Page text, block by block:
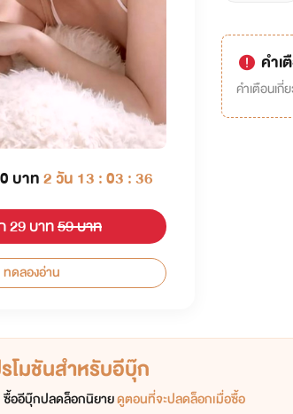
บาท2 วัน 13 : 03 : 35
29 บาท59 บาท
ทดลองอ่าน
คำเ
คำเตือนเกี่
โมชันสำหรับอีบุ๊ก
ซื้ออีบุ๊กปลดล็อกนิยายดูตอนที่จะปลดล็อกเมื่อซื้อ